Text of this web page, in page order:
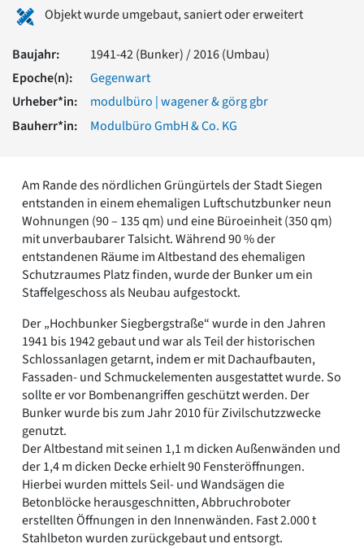
Romanik
Römische Antike
Über uns
Über baukunst-nrw
Freunde & Förderer
Datenschutz
Suchbegriff eingeben
Objekt wurde umgebaut, saniert oder erweitert
Baujahr:
1941-42 (Bunker) / 2016 (Umbau)
Epoche(n):
Gegenwart
Urheber*in:
modulbüro | wagener & görg gbr
Bauherr*in:
Modulbüro GmbH & Co. KG
Am Rande des nördlichen Grüngürtels der Stadt Siegen
entstanden in einem ehemaligen Luftschutzbunker neun
Wohnungen (90 – 135 qm) und eine Büroeinheit (350 qm)
mit unverbaubarer Talsicht. Während 90 % der
entstandenen Räume im Altbestand des ehemaligen
Schutzraumes Platz finden, wurde der Bunker um ein
Staffelgeschoss als Neubau aufgestockt.
Der „Hochbunker Siegbergstraße“ wurde in den Jahren
1941 bis 1942 gebaut und war als Teil der historischen
Schlossanlagen getarnt, indem er mit Dachaufbauten,
Fassaden- und Schmuckelementen ausgestattet wurde. So
sollte er vor Bombenangriffen geschützt werden. Der
Bunker wurde bis zum Jahr 2010 für Zivilschutzzwecke
genutzt.
Der Altbestand mit seinen 1,1 m dicken Außenwänden und
der 1,4 m dicken Decke erhielt 90 Fensteröffnungen.
Hierbei wurden mittels Seil- und Wandsägen die
Betonblöcke herausgeschnitten, Abbruchroboter
erstellten Öffnungen in den Innenwänden. Fast 2.000 t
Stahlbeton wurden zurückgebaut und entsorgt.